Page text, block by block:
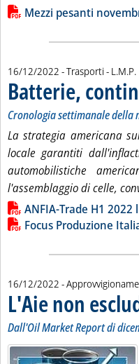
Lista allegati PDF
Mezzi pesanti
16/12/2022 - Trasporti - di:
L.M.P.
Batterie,
Cronologia settimanale della
La strategia americana
locale garantiti
automobilistiche
l'assemblaggio di celle,
Lista allegati PDF
ANFIA-Trade H1 2022
Focus Produzione
16/12/2022 -
L'Aie non
Dall'Oil Market Report di